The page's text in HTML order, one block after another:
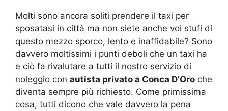
Molti sono ancora soliti prendere il taxi per
sposatasi in città ma non siete anche voi stufi di
questo mezzo sporco, lento e inaffidabile? Sono
davvero moltissimi i punti deboli che un taxi ha
e ciò fa rivalutare a tutti il nostro servizio di
noleggio con autista privato a Conca D’Oro che
diventa sempre più richiesto. Come primissima
cosa, tutti dicono che vale davvero la pena